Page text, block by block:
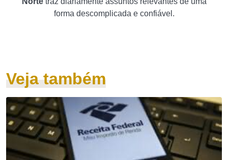
forma descomplicada e confiável.
Veja também